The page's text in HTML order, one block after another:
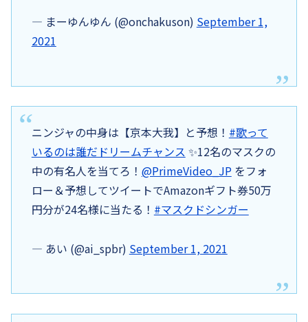
— まーゆんゆん (@onchakuson) September 1,
2021
ニンジャの中身は【京本大我】と予想！ #歌って
いるのは誰だドリームチャンス ✨12名のマスクの
中の有名人を当てろ！ @PrimeVideo_JPをフォ
ロー＆予想してツイートでAmazonギフト券50万
円分が24名様に当たる！ #マスクドシンガー
— あい (@ai_spbr) September 1, 2021